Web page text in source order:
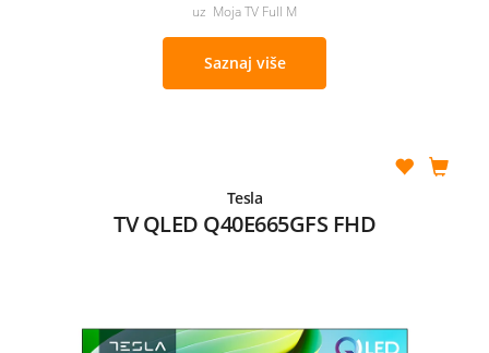
uz Moja TV Full M
Saznaj više
Tesla
TV QLED Q40E665GFS FHD